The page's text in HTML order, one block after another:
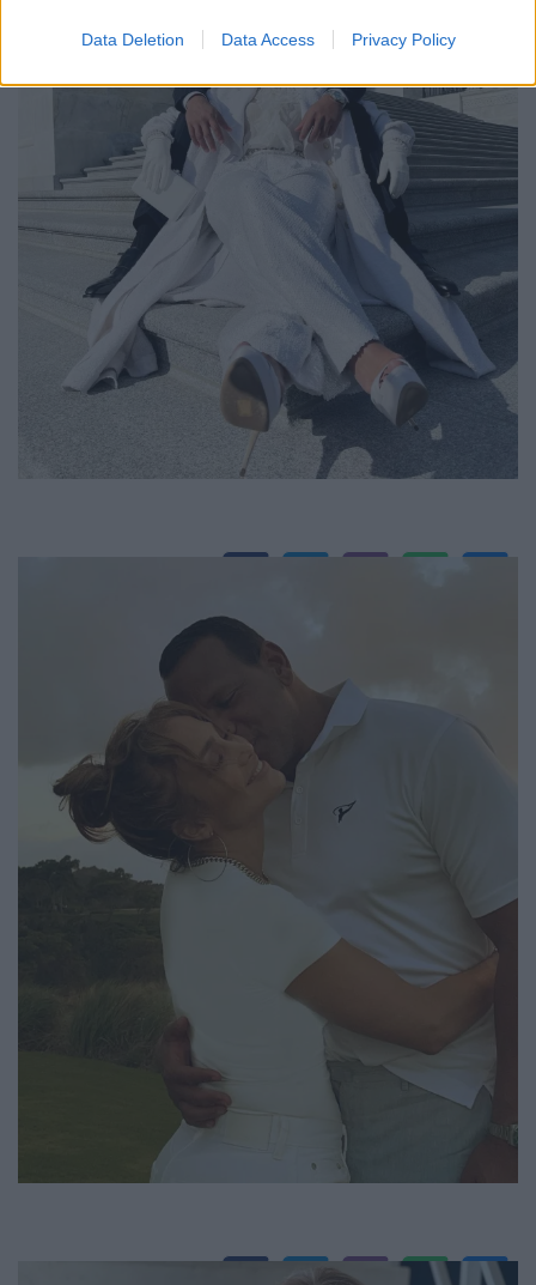
Data Deletion Data Access Privacy Policy